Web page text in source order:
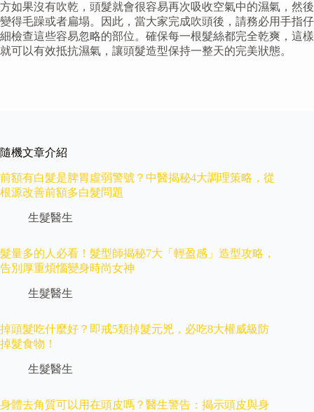
方如果沒有吹乾，頭髮就會很容易再次吸收空氣中的濕氣，然後
變得毛躁或者扁塌。因此，當大家完成吹頭後，請務必用手指仔
細檢查這些容易忽略的部位。確保每一根髮絲都完全乾爽，這樣
就可以有效抵抗濕氣，讓頭髮造型保持一整天的完美狀態。
隨機文章介紹
前額有白髮是脾胃虛弱警號？中醫揭秘4大調理策略，從
根源改善前額多白髮問題
生髮醫生
髮量多的人必看！髮型師揭秘7大「輕盈感」造型攻略，
告別厚重煩惱變身時尚女神
生髮醫生
掉頭髮吃什麼好？即戒5類掉髮元兇，必吃8大權威級防
掉髮食物！
生髮醫生
身體去角質可以用在頭皮嗎？醫生警告：揭示頭皮與身